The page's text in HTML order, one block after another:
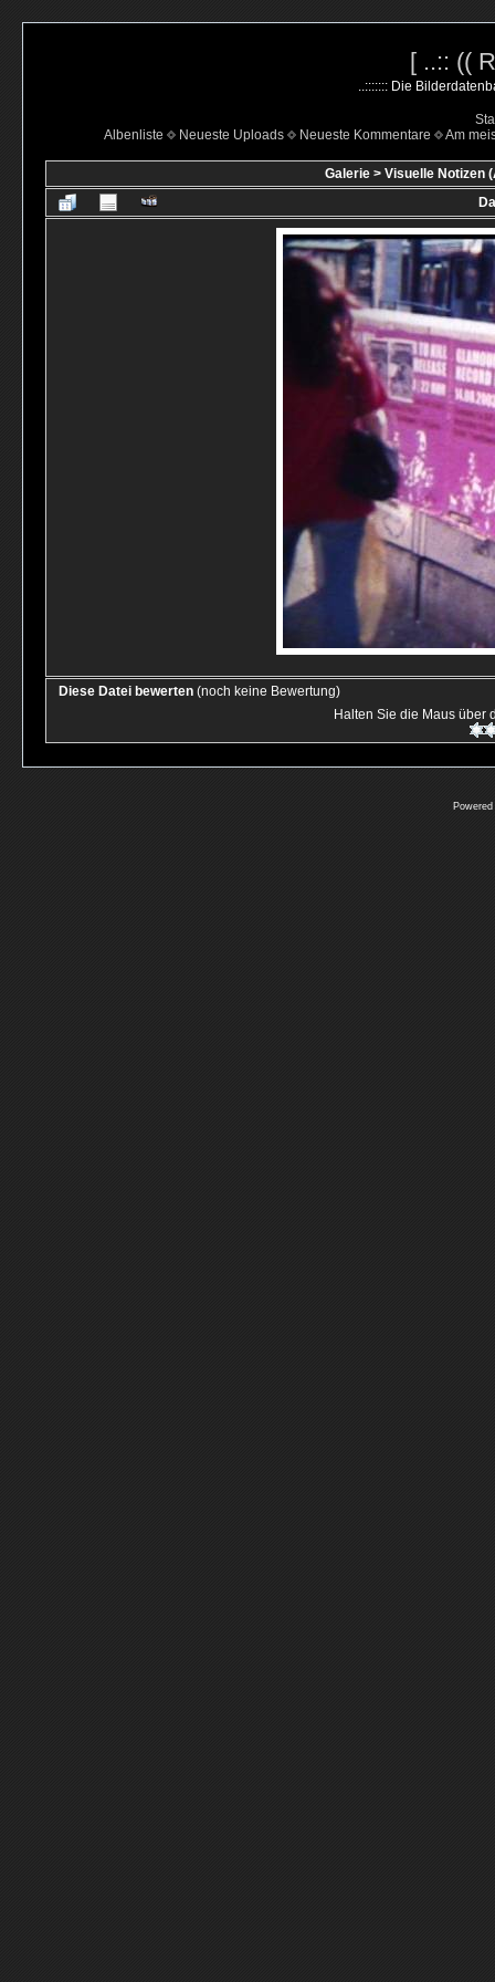
[ ..:: ((
..::::::: Die
Albenliste
Neueste Uploads Neueste Kommentare Am
Galerie > Visuelle Notizen
Diese Datei bewerten (noch keine Bewertung)
Halten Sie die Maus über